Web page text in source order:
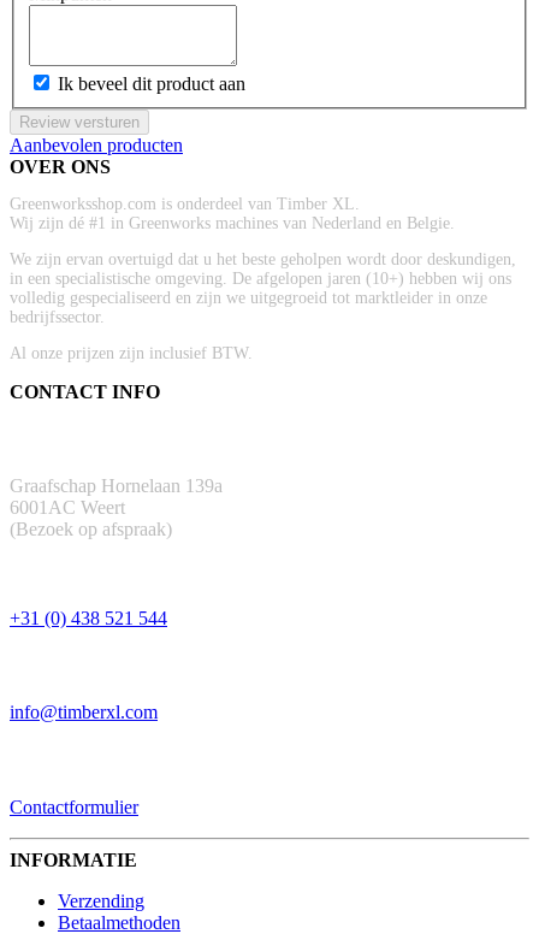
Ik beveel dit product aan
Review versturen
Aanbevolen producten
OVER ONS
Greenworksshop.com is onderdeel van Timber XL.
Wij zijn dé #1 in Greenworks machines van Nederland en Belgie.
We zijn ervan overtuigd dat u het beste geholpen wordt door deskundigen,
in een specialistische omgeving. De afgelopen jaren (10+) hebben wij ons
volledig gespecialiseerd en zijn we uitgegroeid tot marktleider in onze
bedrijfssector.
Al onze prijzen zijn inclusief BTW.
CONTACT INFO
Graafschap Hornelaan 139a
6001AC Weert
(Bezoek op afspraak)
+31 (0) 438 521 544
info@timberxl.com
Contactformulier
INFORMATIE
Verzending
Betaalmethoden